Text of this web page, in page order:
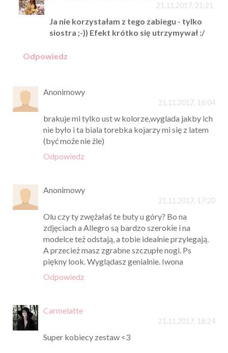
21.11.2017, 21:21
Ja nie korzystałam z tego zabiegu - tylko
siostra ;-)) Efekt krótko się utrzymywał :/
Odpowiedz
Anonimowy
21.11.2017, 16:04
brakuje mi tylko ust w kolorze,wyglada jakby ich
nie było i ta biala torebka kojarzy mi się z latem
(być może nie żle)
Odpowiedz
Anonimowy
21.11.2017, 17:20
Olu czy ty zwężałaś te buty u góry? Bo na
zdjęciach a Allegro są bardzo szerokie i na
modelce też odstają, a tobie idealnie przylegają.
A przecież masz zgrabne szczupłe nogi. Ps
piękny look. Wyglądasz genialnie. Iwona
Odpowiedz
Carmelatte
21.11.2017, 18:24
Super kobiecy zestaw <3